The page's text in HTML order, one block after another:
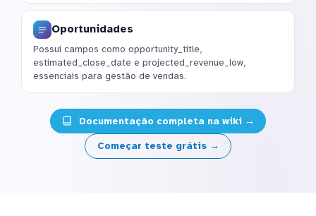
Oportunidades
Possui campos como opportunity_title,
estimated_close_date e projected_revenue_low,
essenciais para gestão de vendas.
Documentação completa na wiki →
Começar teste grátis →